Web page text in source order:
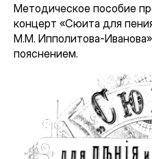
Методическое пособие
концерт «Сюита для
М.М. Ипполитова-
пояснением.